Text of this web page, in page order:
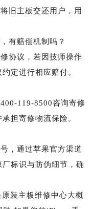
旧主板交还用户，用
有赔偿机制吗？
协议，若因技师操作
定进行相应赔付。
119-8500咨询寄修
担寄修物流保险。
，通过苹果官方渠道
标识与防伪细节，确
装主板维修中心大概